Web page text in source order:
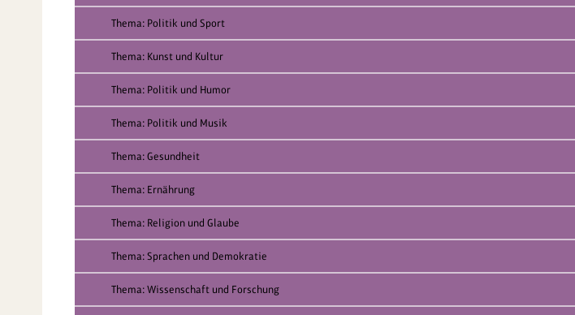
Thema: Politik und Sport
Thema: Kunst und Kultur
Thema: Politik und Humor
Thema: Politik und Musik
Thema: Gesundheit
Thema: Ernährung
Thema: Religion und Glaube
Thema: Sprachen und Demokratie
Thema: Wissenschaft und Forschung